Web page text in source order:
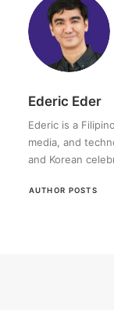
Ederic Eder
Ederic is a
media, and
and Korean
AUTHOR POSTS